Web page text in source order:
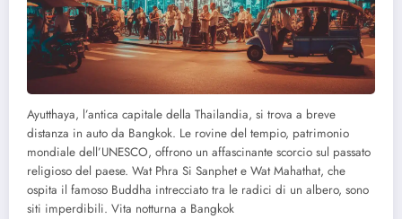
Ayutthaya, l’antica capitale della Thailandia, si trova a breve
distanza in auto da Bangkok. Le rovine del tempio, patrimonio
mondiale dell’UNESCO, offrono un affascinante scorcio sul passato
religioso del paese. Wat Phra Si Sanphet e Wat Mahathat, che
ospita il famoso Buddha intrecciato tra le radici di un albero, sono
siti imperdibili. Vita notturna a Bangkok